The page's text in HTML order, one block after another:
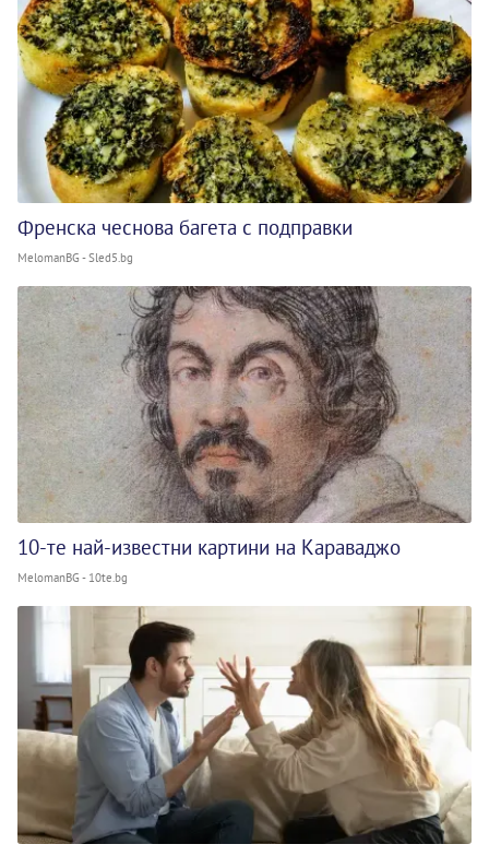
Френска чеснова багета с подправки
MelomanBG - Sled5.bg
10-те най-известни картини на Караваджо
MelomanBG - 10te.bg